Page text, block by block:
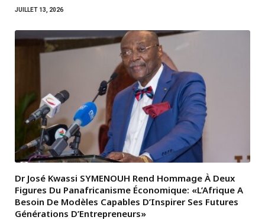
JUILLET 13, 2026
Dr José Kwassi SYMENOUH Rend Hommage À Deux
Figures Du Panafricanisme Économique: «L’Afrique A
Besoin De Modèles Capables D’Inspirer Ses Futures
Générations D’Entrepreneurs»